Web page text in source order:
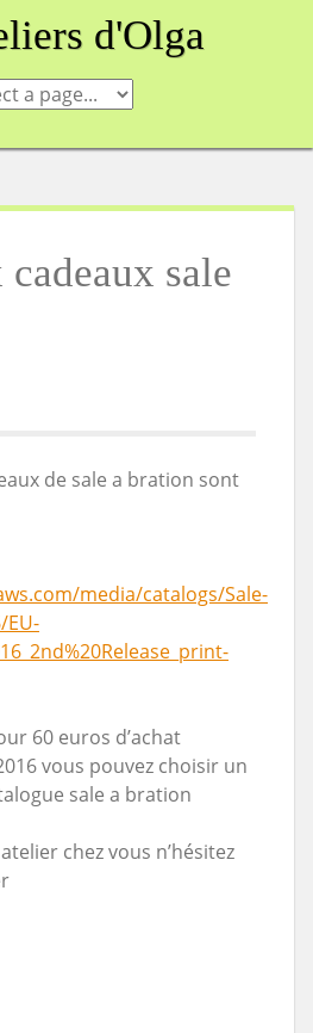
d'Olga
sale
de sale a bration sont
media/catalogs/Sale-
EU-
60 euros d’achat
vous pouvez choisir un
sale a bration
chez vous n’hésitez